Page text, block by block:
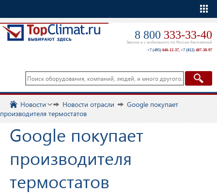
8 800 333-33-40
Звонок и с мобильного по России бесплатный
+7 (495) 646-12-37, +7 (812) 407-30-97
Новости Новости отрасли
Google покупает
производителя термостатов
Google покупает
производителя
термостатов